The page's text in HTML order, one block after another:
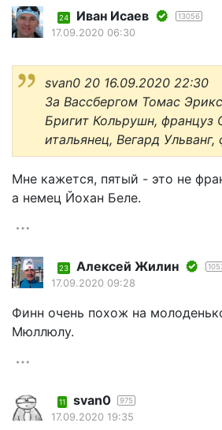
24 Иван Исаев 13056
17.09.2020 06:30
svan0 20 16.09.2020 22:30
За Вассбергом Томас
Бригит Кольрушн, француз
итальянец, Вегард
Мне кажется, пятый - это не
а немец Йохан Беле.
23 Алексей Жилин
17.09.2020 09:28
Финн очень похож на
Мюллюлу.
11 svan0 975
17.09.2020 19:35